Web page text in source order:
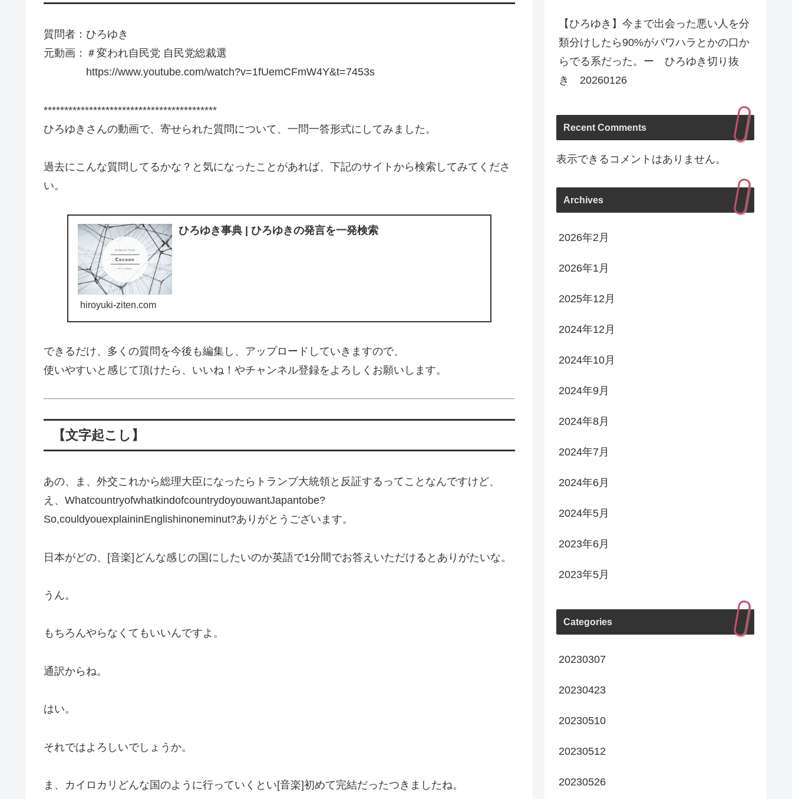
質問者：ひろゆき
元動画：＃変われ自民党 自民党総裁選
https://www.youtube.com/watch?v=1fUemCFmW4Y&t=7453s
******************************************
ひろゆきさんの動画で、寄せられた質問について、一問一答形式にしてみました。
過去にこんな質問してるかな？と気になったことがあれば、下記のサイトから検索してみてくださ
い。
ひろゆき事典 | ひろゆきの発言を一発検索
hiroyuki-ziten.com
できるだけ、多くの質問を今後も編集し、アップロードしていきますので、
使いやすいと感じて頂けたら、いいね！やチャンネル登録をよろしくお願いします。
【文字起こし】
あの、ま、外交これから総理大臣になったらトランプ大統領と反証するってことなんですけど、
え、WhatcountryofwhatkindofcountrydoyouwantJapantobe?
So,couldyouexplaininEnglishinoneminut?ありがとうございます。
日本がどの、[音楽]どんな感じの国にしたいのか英語で1分間でお答えいただけるとありがたいな。
うん。
もちろんやらなくてもいいんですよ。
通訳からね。
はい。
それではよろしいでしょうか。
ま、カイロカリどんな国のように行っていくとい[音楽]初めて完結だったつきましたね。
【ひろゆき】今まで出会った悪い人を分
類分けしたら90%がパワハラとかの口か
らでる系だった。ー ひろゆき切り抜
き 20260126
Recent Comments
表示できるコメントはありません。
Archives
2026年2月
2026年1月
2025年12月
2024年12月
2024年10月
2024年9月
2024年8月
2024年7月
2024年6月
2024年5月
2023年6月
2023年5月
Categories
20230307
20230423
20230510
20230512
20230526